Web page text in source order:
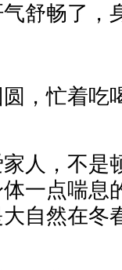
舒畅了，
，忙着吃
人，不是
一点喘息
自然在冬